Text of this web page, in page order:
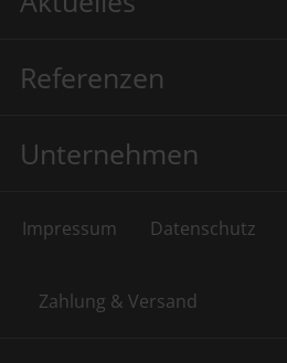
Referenzen
Unternehmen
Impressum Datenschutz
Zahlung & Versand